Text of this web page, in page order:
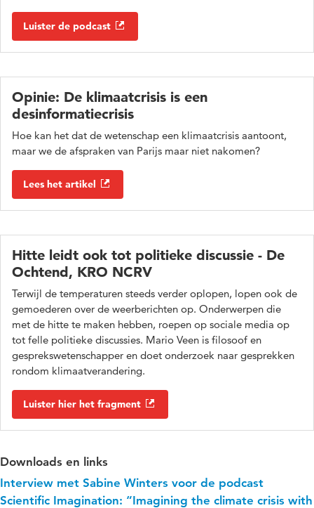
Luister de podcast
Opinie: De klimaatcrisis is een
desinformatiecrisis
Hoe kan het dat de wetenschap een klimaatcrisis aantoont,
maar we de afspraken van Parijs maar niet nakomen?
Lees het artikel
Hitte leidt ook tot politieke discussie - De
Ochtend, KRO NCRV
Terwijl de temperaturen steeds verder oplopen, lopen ook de
gemoederen over de weerberichten op. Onderwerpen die
met de hitte te maken hebben, roepen op sociale media op
tot felle politieke discussies. Mario Veen is filosoof en
gesprekswetenschapper en doet onderzoek naar gesprekken
rondom klimaatverandering.
Luister hier het fragment
Downloads en links
Interview met Sabine Winters voor de podcast
Scientific Imagination: “Imagining the climate crisis with